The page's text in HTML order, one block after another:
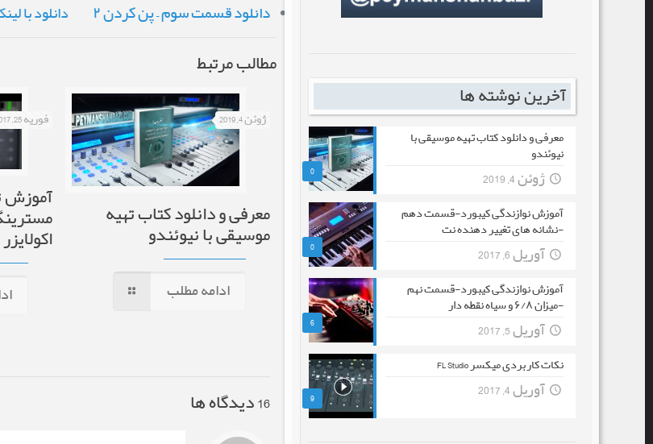
دانلود قسمت سوم – پن کردن ۲ دانلود با
مطالب مرتبط
ژوئن 4, 2019
معرفی و دانلود کتاب تهیه
موسیقی با نیوئندو
ادامه مطلب
فوریه 25, 2017
آموزش
اکولایزر
16 دیدگاه ها
آخرین نوشته ها
0
معرفی و دانلود کتاب تهیه موسیقی با
نیوئندو
ژوئن 4, 2019
0
آموزش نوازندگی کیبورد-قسمت دهم
-نشانه های تغییر دهنده نت
آوریل 6, 2017
6
آموزش نوازندگی کیبورد-قسمت نهم
-میزان ۶/۸ و سیاه نقطه دار
آوریل 5, 2017
9
نکات کاربردی میکسر FL Studio
آوریل 4, 2017